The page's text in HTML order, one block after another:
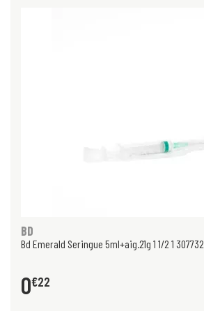
BD
Bd Emerald Seringue 5ml+aig.21g 1 1/2 1 307732
0€22